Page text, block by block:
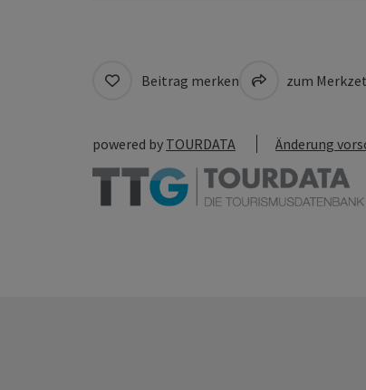
Beitrag merken zum
powered by TOURDATA Änderung